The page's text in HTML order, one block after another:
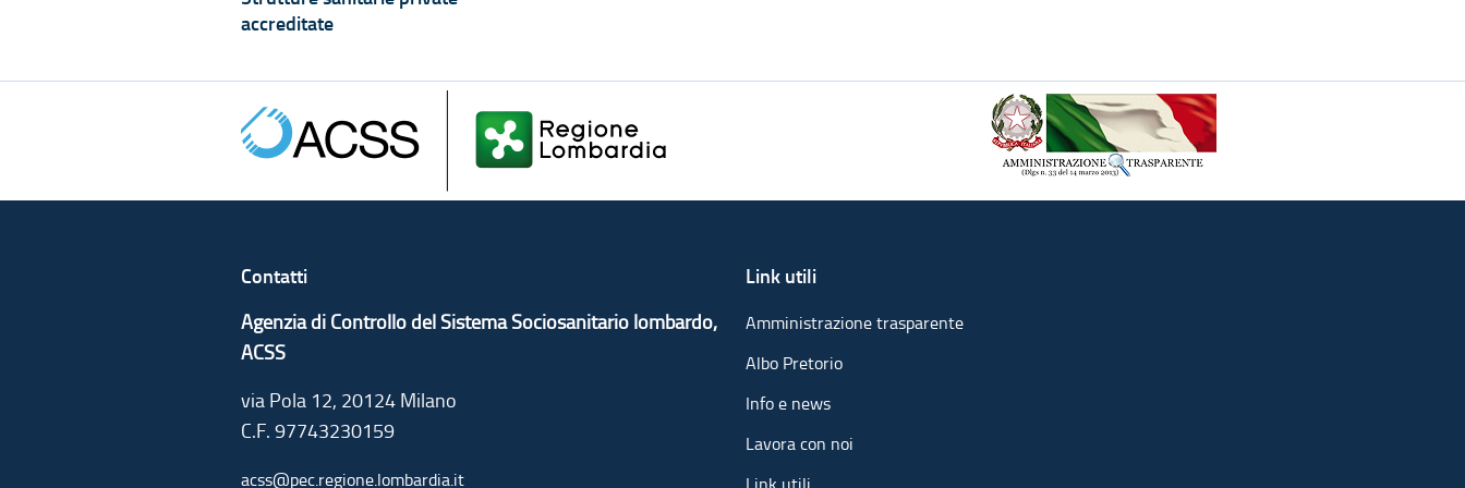
accreditate
Contatti
Agenzia di Controllo del Sistema Sociosanitario lombardo,
ACSS
via Pola 12, 20124 Milano
C.F. 97743230159
acss@pec.regione.lombardia.it
Link utili
Amministrazione trasparente
Albo Pretorio
Info e news
Lavora con noi